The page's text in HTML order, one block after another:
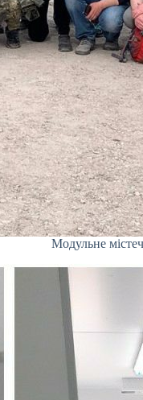
Модульне